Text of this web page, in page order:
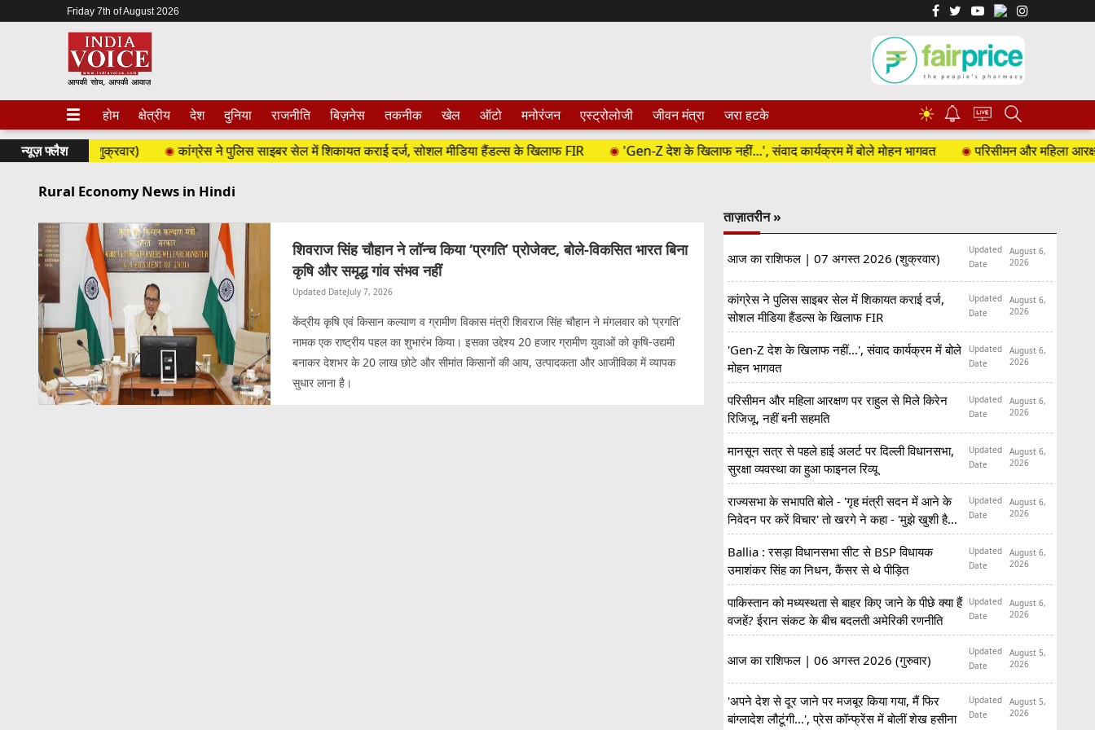
Friday 7th of August 2026
होम क्षेत्रीय देश दुनिया राजनीति बिज़नेस तकनीक खेल ऑटो मनोरंजन एस्ट्रोलोजी जीवन मंत्रा जरा हटके ☀
न्यूज़ फ्लैश
2026 (शुक्रवार) कांग्रेस ने पुलिस साइबर सेल में शिकायत कराई दर्ज, सोशल मीडिया हैंडल्स के खिलाफ FIR 'Gen-Z देश के खिलाफ नहीं...', संवाद कार्यक्रम में बोले मोहन भागवत परिसीमन और महिला आरक्षण
Rural Economy News in Hindi
शिवराज सिंह चौहान ने लॉन्च किया ‘प्रगति’ प्रोजेक्ट, बोले-विकसित भारत बिना
कृषि और समृद्ध गांव संभव नहीं
Updated DateJuly 7, 2026
केंद्रीय कृषि एवं किसान कल्याण व ग्रामीण विकास मंत्री शिवराज सिंह चौहान ने मंगलवार को ‘प्रगति’
नामक एक राष्ट्रीय पहल का शुभारंभ किया। इसका उद्देश्य 20 हजार ग्रामीण युवाओं को कृषि-उद्यमी
बनाकर देशभर के 20 लाख छोटे और सीमांत किसानों की आय, उत्पादकता और आजीविका में व्यापक
सुधार लाना है।
ताज़ातरीन »
आज का राशिफल | 07 अगस्त 2026 (शुक्रवार)
Updated
Date
August 6,
2026
कांग्रेस ने पुलिस साइबर सेल में शिकायत कराई दर्ज,
सोशल मीडिया हैंडल्स के खिलाफ FIR
Updated
Date
August 6,
2026
'Gen-Z देश के खिलाफ नहीं...', संवाद कार्यक्रम में बोले
मोहन भागवत
Updated
Date
August 6,
2026
परिसीमन और महिला आरक्षण पर राहुल से मिले किरेन
रिजिजू, नहीं बनी सहमति
Updated
Date
August 6,
2026
मानसून सत्र से पहले हाई अलर्ट पर दिल्ली विधानसभा,
सुरक्षा व्यवस्था का हुआ फाइनल रिव्यू
Updated
Date
August 6,
2026
राज्यसभा के सभापति बोले - 'गृह मंत्री सदन में आने के
निवेदन पर करें विचार' तो खरगे ने कहा - 'मुझे खुशी है
कि...'
Updated
Date
August 6,
2026
Ballia : रसड़ा विधानसभा सीट से BSP विधायक
उमाशंकर सिंह का निधन, कैंसर से थे पीड़ित
Updated
Date
August 6,
2026
पाकिस्तान को मध्यस्थता से बाहर किए जाने के पीछे क्या हैं
वजहें? ईरान संकट के बीच बदलती अमेरिकी रणनीति
Updated
Date
August 6,
2026
आज का राशिफल | 06 अगस्त 2026 (गुरुवार)
Updated
Date
August 5,
2026
'अपने देश से दूर जाने पर मजबूर किया गया, मैं फिर
बांग्लादेश लौटूंगी...', प्रेस कॉन्फ्रेंस में बोलीं शेख हसीना
Updated
Date
August 5,
2026